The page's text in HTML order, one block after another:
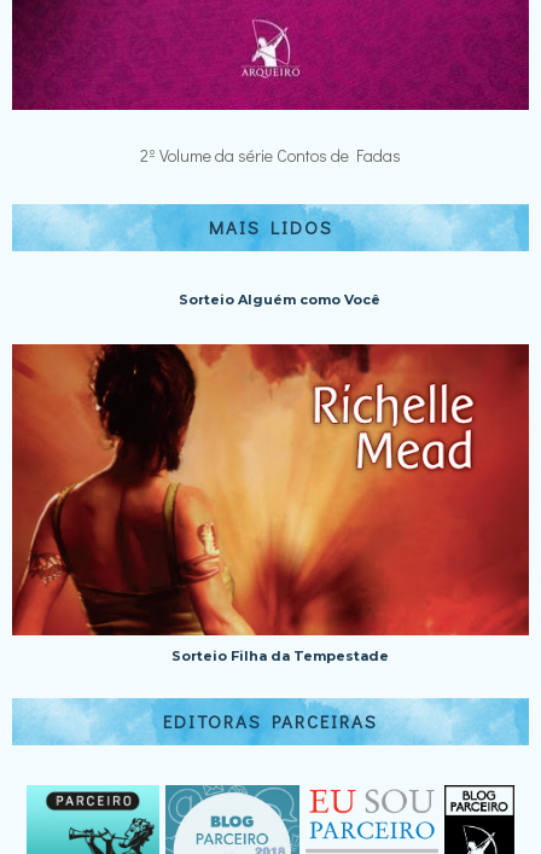
2º Volume da série Contos de Fadas
MAIS LIDOS
Sorteio Alguém como Você
Sorteio Filha da Tempestade
EDITORAS PARCEIRAS